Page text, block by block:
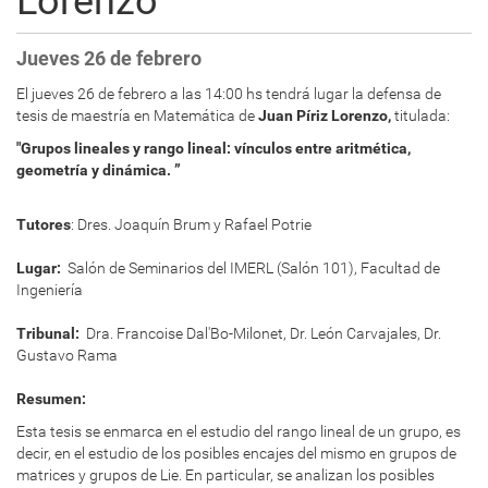
Jueves 26 de febrero
El jueves 26 de febrero a las 14:00 hs tendrá lugar la defensa de
tesis de maestría en Matemática deJuan Píriz Lorenzo,titulada:
"Grupos lineales y rango lineal: vínculos entre aritmética,
geometría y dinámica. ”
Tutores: Dres. Joaquín Brum y Rafael Potrie
Lugar: Salón de Seminarios del IMERL (Salón 101), Facultad de
Ingeniería
Tribunal: Dra. Francoise Dal'Bo-Milonet, Dr. León Carvajales, Dr.
Gustavo Rama
Resumen:
Esta tesis se enmarca en el estudio del rango lineal de un grupo, es
decir, en el estudio de los posibles encajes del mismo en grupos de
matrices y grupos de Lie. En particular, se analizan los posibles